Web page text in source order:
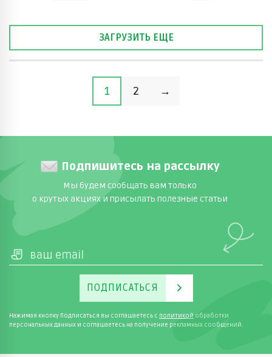
ЗАГРУЗИТЬ ЕЩЕ
1 2 →
Подпишитесь на рассылку
Мы будем сообщать вам только
о крутых акциях и присылать полезные статьи
ПОДПИСАТЬСЯ
Нажимая кнопку Подписаться вы соглашаетесь с политикой обработки
персональных данных и соглашаетесь на получение рекламных сообщений.